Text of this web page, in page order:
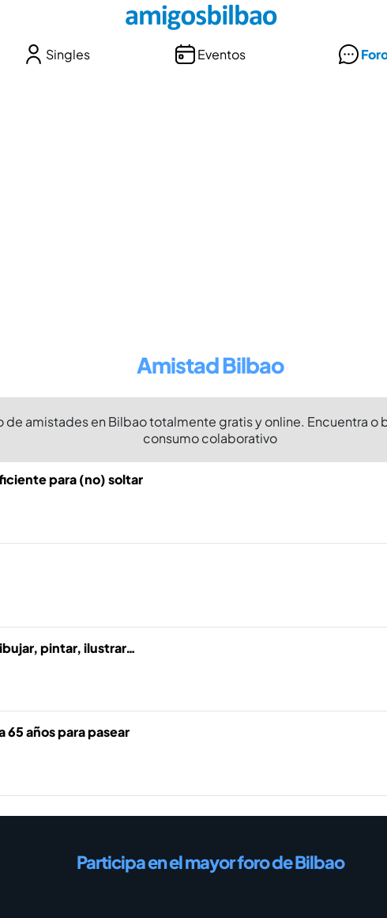
Singles Eventos
Amistad Bilbao
amistades en Bilbao totalmente gratis y online. Encuentra o
consumo colaborativo
para (no) soltar
pintar, ilustrar…
años para pasear
Participa en el mayor foro de Bilbao